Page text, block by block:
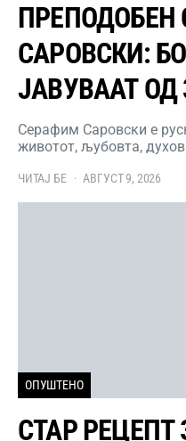
ПРЕПОДОБЕН
САРОВСКИ:
ЈАВУВААТ
Серафим Саровски е
животот, љубовта,
ЧИТАЈ БЕ АВГУСТ 9, 2026
ОПУШТЕНО
СТАР РЕЦЕПТ